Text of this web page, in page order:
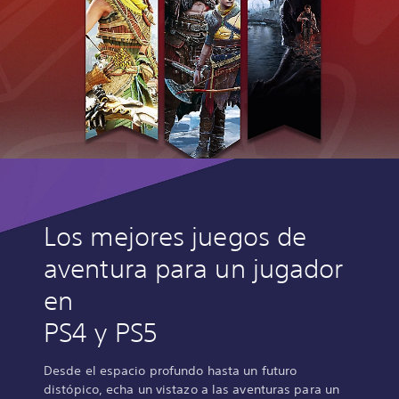
Los mejores juegos de
aventura para un jugador
en
PS4 y PS5
Desde el espacio profundo hasta un futuro
distópico, echa un vistazo a las aventuras para un